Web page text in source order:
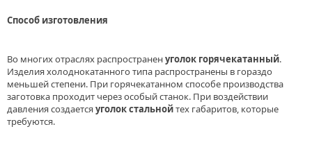
Способ изготовления
Во многих отраслях распространенуголок горячекатанный.
Изделия холоднокатанного типа распространены в гораздо
меньшей степени. При горячекатанном способе производства
заготовка проходит через особый станок. При воздействии
давления создаетсяуголок стальнойтех габаритов, которые
требуются.